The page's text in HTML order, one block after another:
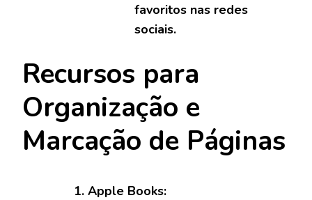
favoritos nas redes
sociais.
Recursos para
Organização e
Marcação de Páginas
Apple Books: